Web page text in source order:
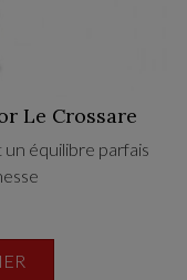
Le Crossare
un équilibre parfais